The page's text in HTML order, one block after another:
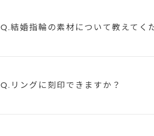
Q.結婚指輪の素材について教えてく
Q.リングに刻印できますか？